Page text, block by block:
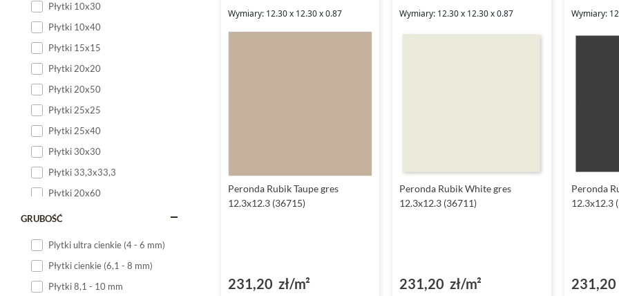
Płytki 10x30
Płytki 10x40
Płytki 15x15
Płytki 20x20
Płytki 20x50
Płytki 25x25
Płytki 25x40
Płytki 30x30
Płytki 33,3x33,3
Płytki 20x60
Płytki 20x120
GRUBOŚĆ
Plytki ultra cienkie (4 - 6 mm)
Płytki cienkie (6,1 - 8 mm)
Płytki 8,1 - 10 mm
Wymiary: 12.30 x 12.30 x 0.87
Peronda Rubik Taupe gres
12.3x12.3 (36715)
231,20 zł/m²
Wymiary: 12.30 x 12.30 x 0.87
Peronda Rubik White gres
12.3x12.3 (36711)
231,20 zł/m²
Wymiary:
Peronda
12.3x12.3
231,20